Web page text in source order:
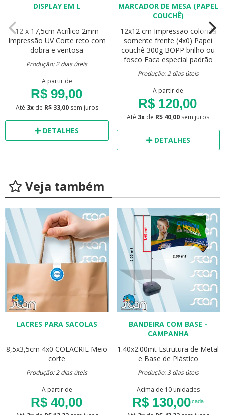
DISPLAY EM L
12 x 17,5cm Acrílico 2mm
Impressão UV Corte reto com
dobra e ventosa
Produção: 2 dias úteis
A partir de
R$ 99,00
Até 3xde R$ 33,00sem juros
DETALHES
MARCADOR DE MESA (PAPEL
COUCHÊ)
12x12 cm Impressão colorida
somente frente (4x0) Papel
couchê 300g BOPP brilho ou
fosco Faca especial padrão
Produção: 2 dias úteis
A partir de
R$ 120,00
Até 3x de R$ 40,00 sem juros
DETALHES
Veja também
LACRES PARA SACOLAS
8,5x3,5cm 4x0 COLACRIL Meio
corte
Produção: 2 dias úteis
A partir de
R$ 40,00
BANDEIRA COM BASE -
CAMPANHA
1.40x2.00mt Estrutura de Metal
e Base de Plástico
Produção: 3 dias úteis
Acima de 10 unidades
R$ 130,00cada